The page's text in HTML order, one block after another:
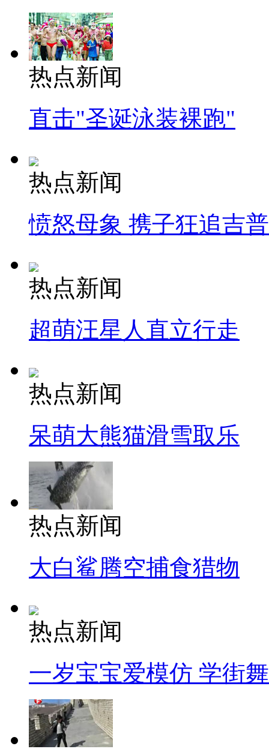
热点新闻
直击"圣诞泳装裸跑"
热点新闻
愤怒母象 携子狂追吉
热点新闻
超萌汪星人直立行走
热点新闻
呆萌大熊猫滑雪取乐
热点新闻
大白鲨腾空捕食猎物
热点新闻
一岁宝宝爱模仿 学街